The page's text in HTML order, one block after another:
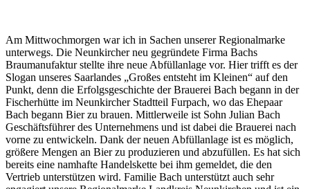
Am Mittwochmorgen war ich in Sachen unserer Regionalmarke
unterwegs. Die Neunkircher neu gegründete Firma Bachs
Braumanufaktur stellte ihre neue Abfüllanlage vor. Hier trifft es der
Slogan unseres Saarlandes „Großes entsteht im Kleinen“ auf den
Punkt, denn die Erfolgsgeschichte der Brauerei Bach begann in der
Fischerhütte im Neunkircher Stadtteil Furpach, wo das Ehepaar
Bach begann Bier zu brauen. Mittlerweile ist Sohn Julian Bach
Geschäftsführer des Unternehmens und ist dabei die Brauerei nach
vorne zu entwickeln. Dank der neuen Abfüllanlage ist es möglich,
größere Mengen an Bier zu produzieren und abzufüllen. Es hat sich
bereits eine namhafte Handelskette bei ihm gemeldet, die den
Vertrieb unterstützen wird. Familie Bach unterstützt auch sehr